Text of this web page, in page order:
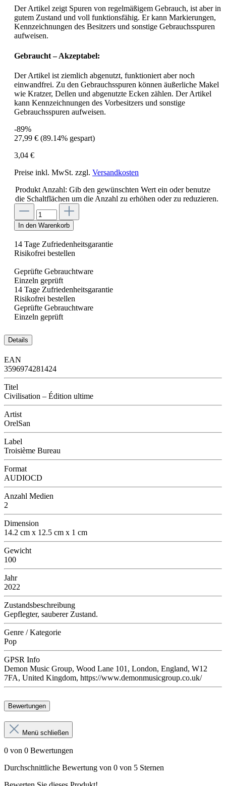
Der Artikel zeigt Spuren von regelmäßigem Gebrauch, ist aber in
gutem Zustand und voll funktionsfähig. Er kann Markierungen,
Kennzeichnungen des Besitzers und sonstige Gebrauchsspuren
aufweisen.
Gebraucht – Akzeptabel:
Der Artikel ist ziemlich abgenutzt, funktioniert aber noch
einwandfrei. Zu den Gebrauchsspuren können äußerliche Makel
wie Kratzer, Dellen und abgenutzte Ecken zählen. Der Artikel
kann Kennzeichnungen des Vorbesitzers und sonstige
Gebrauchsspuren aufweisen.
-89%
27,99 € (89.14% gespart)
3,04 €
Preise inkl. MwSt. zzgl. Versandkosten
Produkt Anzahl: Gib den gewünschten Wert ein oder benutze
die Schaltflächen um die Anzahl zu erhöhen oder zu reduzieren.
In den Warenkorb
14 Tage Zufriedenheitsgarantie
Risikofrei bestellen
Geprüfte Gebrauchtware
Einzeln geprüft
14 Tage Zufriedenheitsgarantie
Risikofrei bestellen
Geprüfte Gebrauchtware
Einzeln geprüft
Details
EAN
3596974281424
Titel
Civilisation – Édition ultime
Artist
OrelSan
Label
Troisième Bureau
Format
AUDIOCD
Anzahl Medien
2
Dimension
14.2 cm x 12.5 cm x 1 cm
Gewicht
100
Jahr
2022
Zustandsbeschreibung
Gepflegter, sauberer Zustand.
Genre / Kategorie
Pop
GPSR Info
Demon Music Group, Wood Lane 101, London, England, W12
7FA, United Kingdom, https://www.demonmusicgroup.co.uk/
Bewertungen
Menü schließen
0 von 0 Bewertungen
Durchschnittliche Bewertung von 0 von 5 Sternen